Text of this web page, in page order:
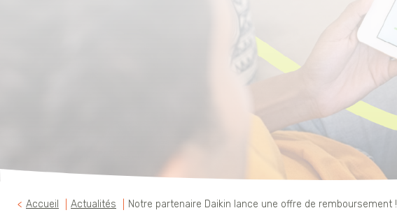
Accueil Actualités Notre partenaire Daikin lance une offre de remboursement !